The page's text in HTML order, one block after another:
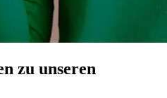
zu unseren